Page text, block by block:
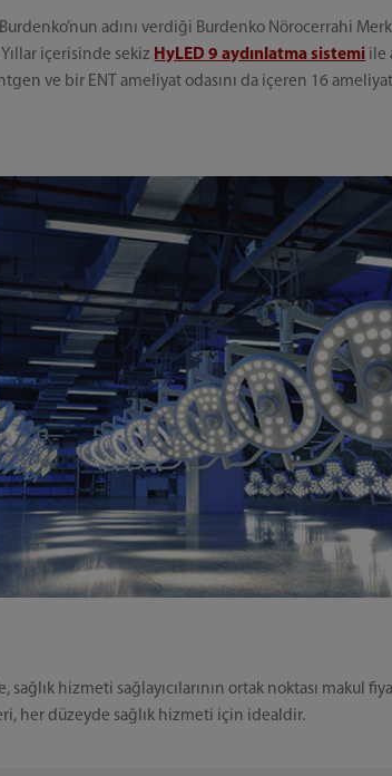
adını verdiği Burdenko Nörocerrahi
içerisinde sekiz HyLED 9 aydınlatma sistemi ile
ve bir ENT ameliyat odasını da içeren 16
hizmeti sağlayıcılarının ortak noktası makul
her düzeyde sağlık hizmeti için idealdir.